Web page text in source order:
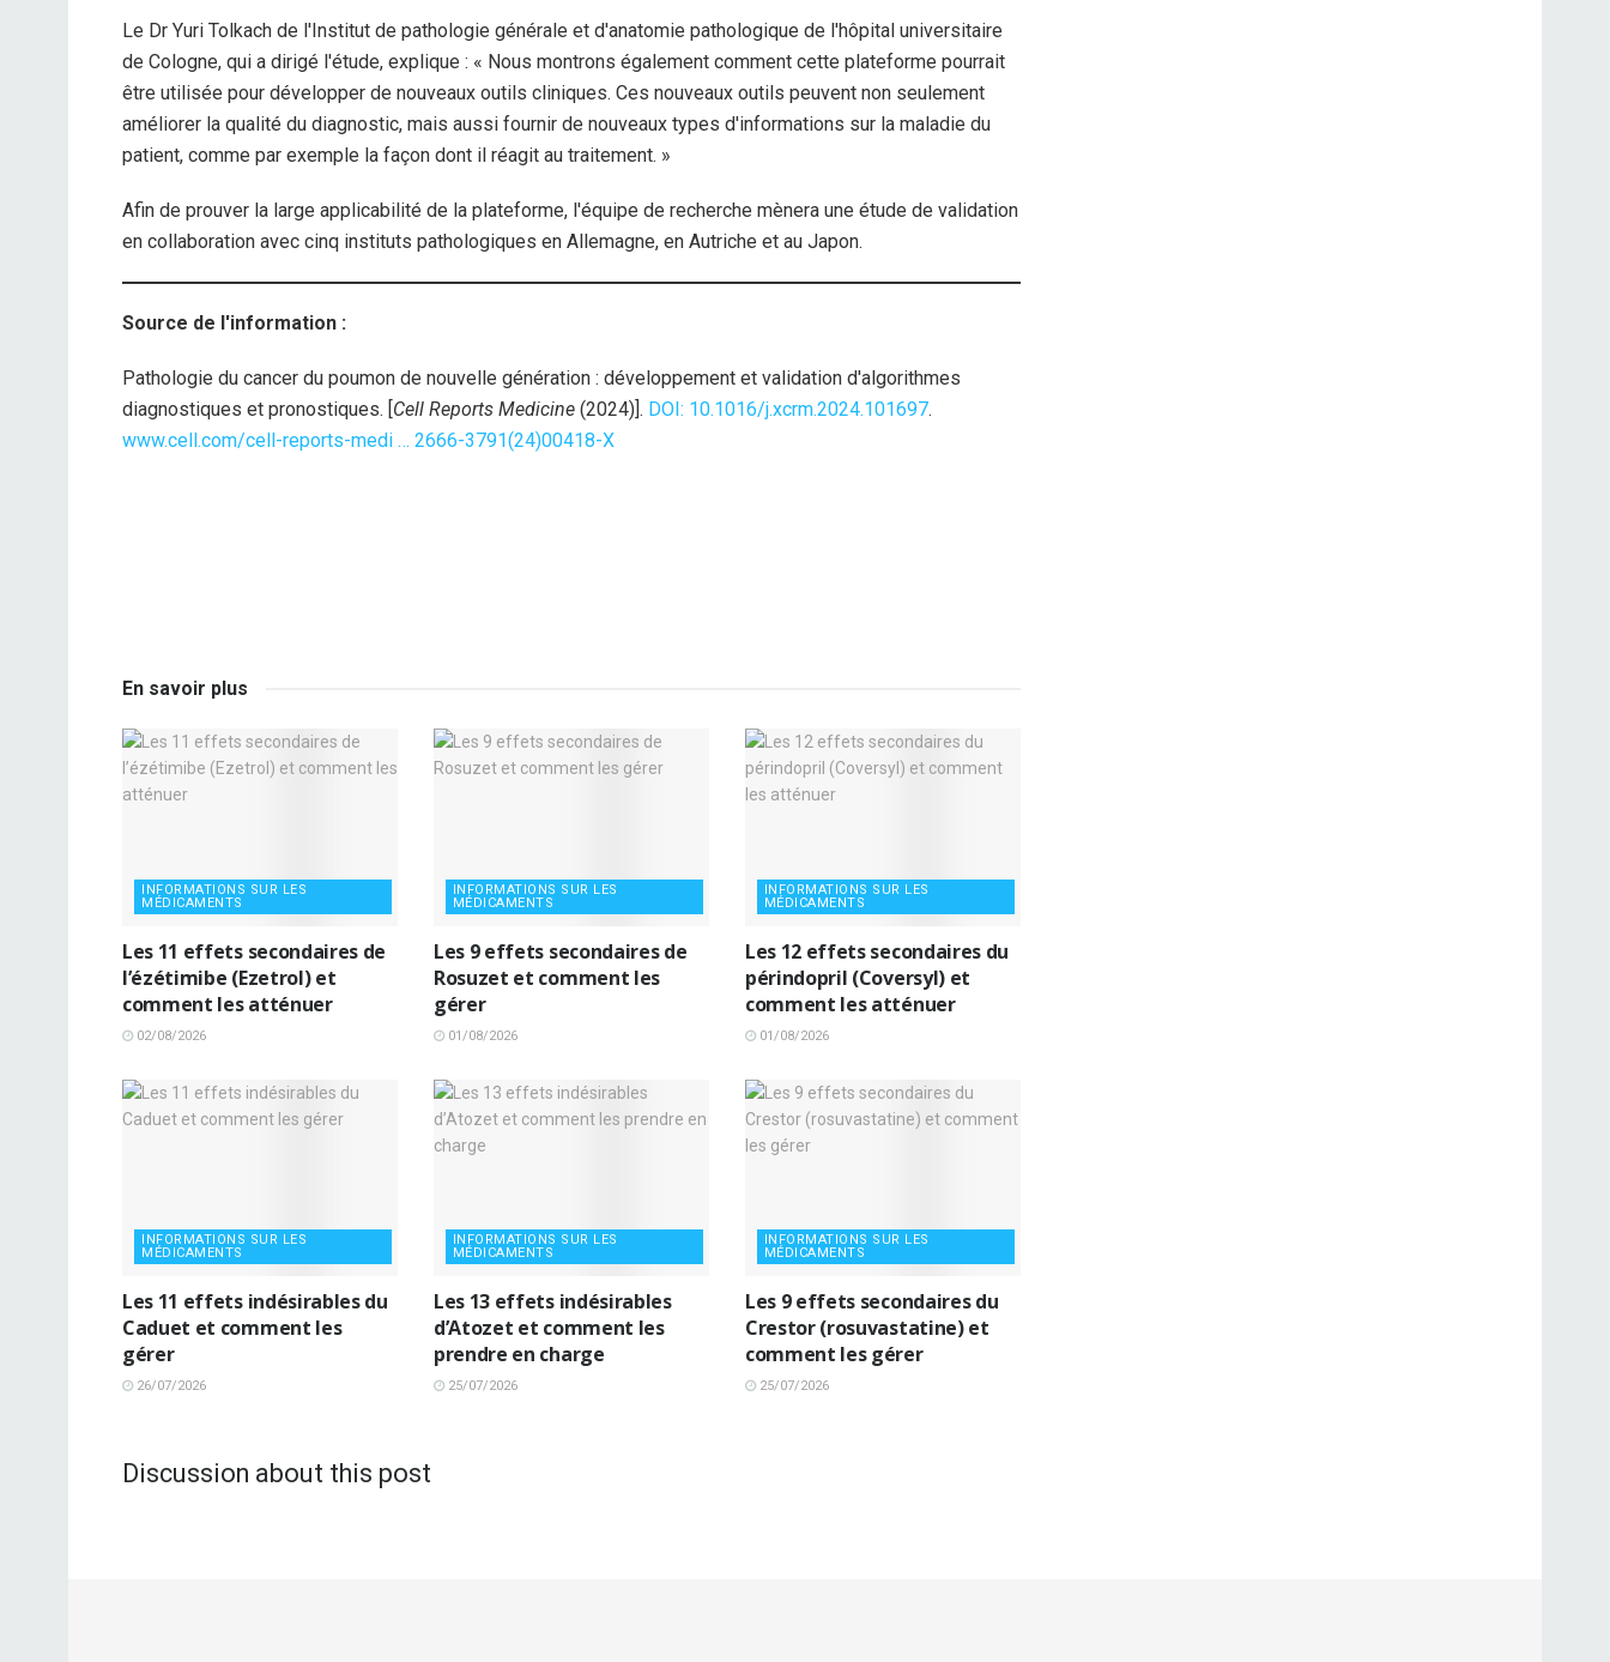
Le Dr Yuri Tolkach de l'Institut de pathologie générale et d'anatomie pathologique de l'hôpital universitaire
de Cologne, qui a dirigé l'étude, explique : « Nous montrons également comment cette plateforme pourrait
être utilisée pour développer de nouveaux outils cliniques. Ces nouveaux outils peuvent non seulement
améliorer la qualité du diagnostic, mais aussi fournir de nouveaux types d'informations sur la maladie du
patient, comme par exemple la façon dont il réagit au traitement. »
Afin de prouver la large applicabilité de la plateforme, l'équipe de recherche mènera une étude de validation
en collaboration avec cinq instituts pathologiques en Allemagne, en Autriche et au Japon.
Source de l'information :
Pathologie du cancer du poumon de nouvelle génération : développement et validation d'algorithmes
diagnostiques et pronostiques. [ Cell Reports Medicine (2024)]. DOI: 10.1016/j.xcrm.2024.101697.
www.cell.com/cell-reports-medi … 2666-3791(24)00418-X
En savoir plus
INFORMATIONS SUR LES
MÉDICAMENTS
Les 11 effets secondaires de
l’ézétimibe (Ezetrol) et
comment les atténuer
02/08/2026
INFORMATIONS SUR LES
MÉDICAMENTS
Les 9 effets secondaires de
Rosuzet et comment les
gérer
01/08/2026
INFORMATIONS SUR LES
MÉDICAMENTS
Les 12 effets secondaires du
périndopril (Coversyl) et
comment les atténuer
01/08/2026
INFORMATIONS SUR LES
MÉDICAMENTS
Les 11 effets indésirables du
Caduet et comment les
gérer
26/07/2026
INFORMATIONS SUR LES
MÉDICAMENTS
Les 13 effets indésirables
d’Atozet et comment les
prendre en charge
25/07/2026
INFORMATIONS SUR LES
MÉDICAMENTS
Les 9 effets secondaires du
Crestor (rosuvastatine) et
comment les gérer
25/07/2026
Discussion about this post